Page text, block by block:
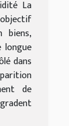
La
biens,
longue
dans
de